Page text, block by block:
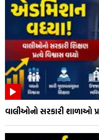
વાલીઓનો સરકારી શાળાઓ